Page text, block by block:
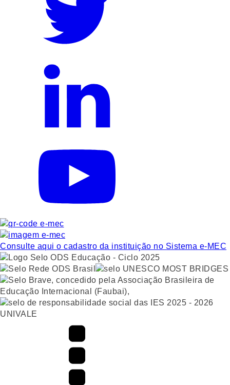
Consulte aqui o cadastro da instituição no Sistema e-MEC
UNIVALE